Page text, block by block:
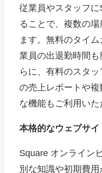
従業員やスタッフ
ることで、複数の
ます。無料のタイ
業員の出退勤時間
らに、有料のスタ
の売上レポートや
な機能もご利用いた
本格的なウェブサ
Square オンライン
別な知識や初期費